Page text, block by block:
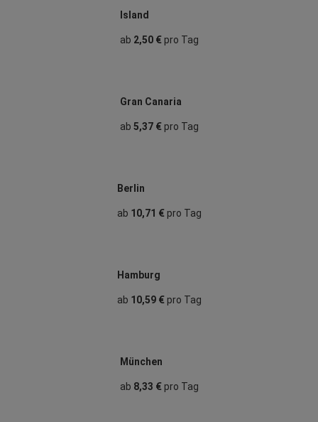
Island
ab 2,50 €pro Tag
Gran Canaria
ab 5,37 €pro Tag
Berlin
ab 10,71 €pro Tag
Hamburg
ab 10,59 €pro Tag
München
ab 8,33 €pro Tag